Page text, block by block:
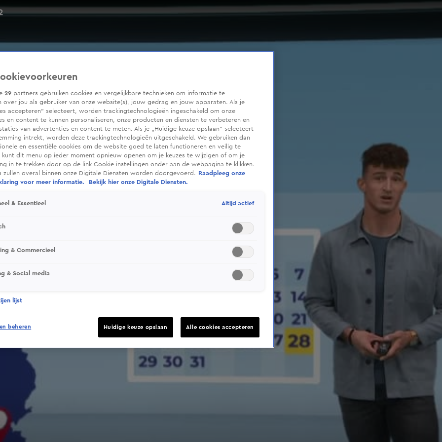
29 partners gebruiken cookies en vergelijkbare technieken om informatie te
over jou als gebruiker van onze website(s), jouw gedrag en jouw apparaten. Als je
accepteren” selecteert, worden trackingtechnologieën ingeschakeld om onze
en content te kunnen personaliseren, onze producten en diensten te verbeteren en
van advertenties en content te meten. Als je „Huidige keuze opslaan” selecteert
intrekt, worden deze trackingtechnologieën uitgeschakeld. We gebruiken dan
en essentiële cookies om de website goed te laten functioneren en veilig te
kunt dit menu op ieder moment opnieuw openen om je keuzes te wijzigen of om je
in te trekken door op de link Cookie-instellingen onder aan de webpagina te klikken.
zullen overal binnen onze Digitale Diensten worden doorgevoerd.
Raadpleeg onze
voor meer informatie.
Bekijk hier onze Digitale Diensten.
& Essentieel Altijd actief
& Commercieel
& Social media
lijst
beheren Huidige keuze opslaan Alle cookies accepteren